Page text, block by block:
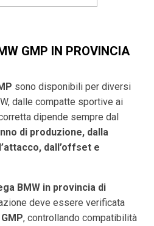
GMP IN PROVINCIA
sono disponibili per diversi
dalle compatte sportive ai
dipende sempre dal
di produzione, dalla
dall’offset e
BMW in provincia di
deve essere verificata
, controllando compatibilità